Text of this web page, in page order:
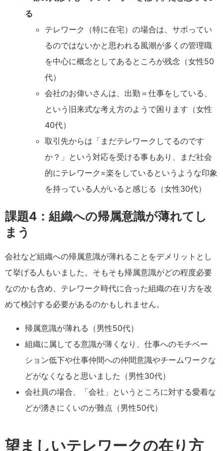
る
テレワーク（特に在宅）の場合は、サボってい
るのではないかと思われる風潮が多くの管理職
を中心に概念としてあるところが残念（女性50
代）
会社のお偉いさんは、出勤＝仕事をしている、
という旧来式な考え方のようで困ります（女性
40代）
取引先からは「まだテレワークしてるのです
か？」という対応を受ける事もあり、まだ社会
的にテレワーク=楽をしているというような印象
を持っている人がいると感じる（女性30代）
課題4：組織への帰属意識が薄れてし
まう
会社など組織への帰属意識が薄れることをデメリットとし
て挙げる人もいました。そもそも帰属意識がどの程度必要
なのかも含め、テレワーク時代に合った組織の在り方を改
めて検討する必要があるのかもしれません。
帰属意識が薄れる（男性50代）
組織に属してる意識が薄くなり、仕事へのモチベー
ション低下や仕事仲間への仲間意識やチームワークな
どがなくなると思いました（男性30代）
会社員の場合、「会社」というところに対する愛着な
どが湧きにくいのが難点（男性50代）
望ましいテレワークの在り方